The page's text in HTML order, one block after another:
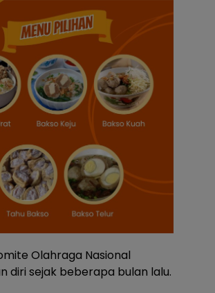
Olahraga Nasional
diri sejak beberapa bulan lalu.